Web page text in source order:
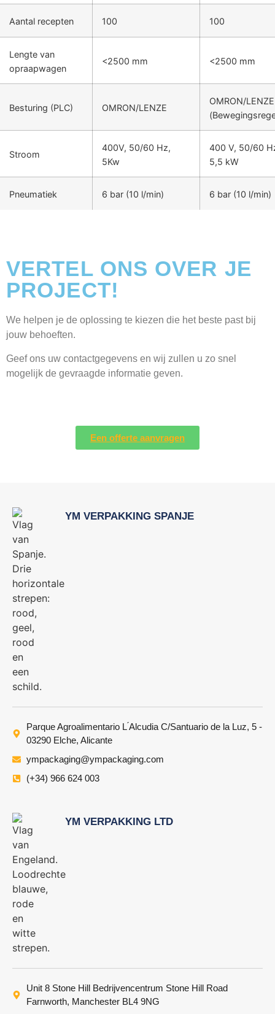
Aantal recepten 100 100
Lengte van
opraapwagen
<2500 mm <2500 mm
Besturing (PLC) OMRON/LENZE
OMRON/LENZE
Stroom
400V, 50/60 Hz,
5Kw
400 V, 50/60
5,5 kW
Pneumatiek 6 bar (10 l/min) 6 bar (10 l/min)
VERTEL ONS OVER JE
PROJECT!
We helpen je de oplossing te kiezen die het beste past bij
jouw behoeften.
Geef ons uw contactgegevens en wij zullen u zo snel
mogelijk de gevraagde informatie geven.
Een offerte aanvragen
YM VERPAKKING SPANJE
Parque Agroalimentario L ́Alcudia C/Santuario de la Luz, 5 -
03290 Elche, Alicante
ympackaging@ympackaging.com
(+34) 966 624 003
YM VERPAKKING LTD
Unit 8 Stone Hill Bedrijvencentrum Stone Hill Road
Farnworth, Manchester BL4 9NG